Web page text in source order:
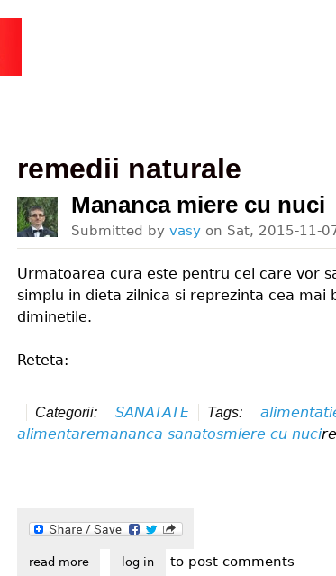
Skip to
remedii naturale
Mananca miere cu nuci
Submitted by vasy on Sat, 2015-11-
Urmatoarea cura este pentru cei care vor
simplu in dieta zilnica si reprezinta cea mai
diminetile.
Reteta:
Categorii: SANATATE Tags:
alimentaremananca sanatosmiere cu nuci
read moreabout mananca miere cu nuci
log in to post comments